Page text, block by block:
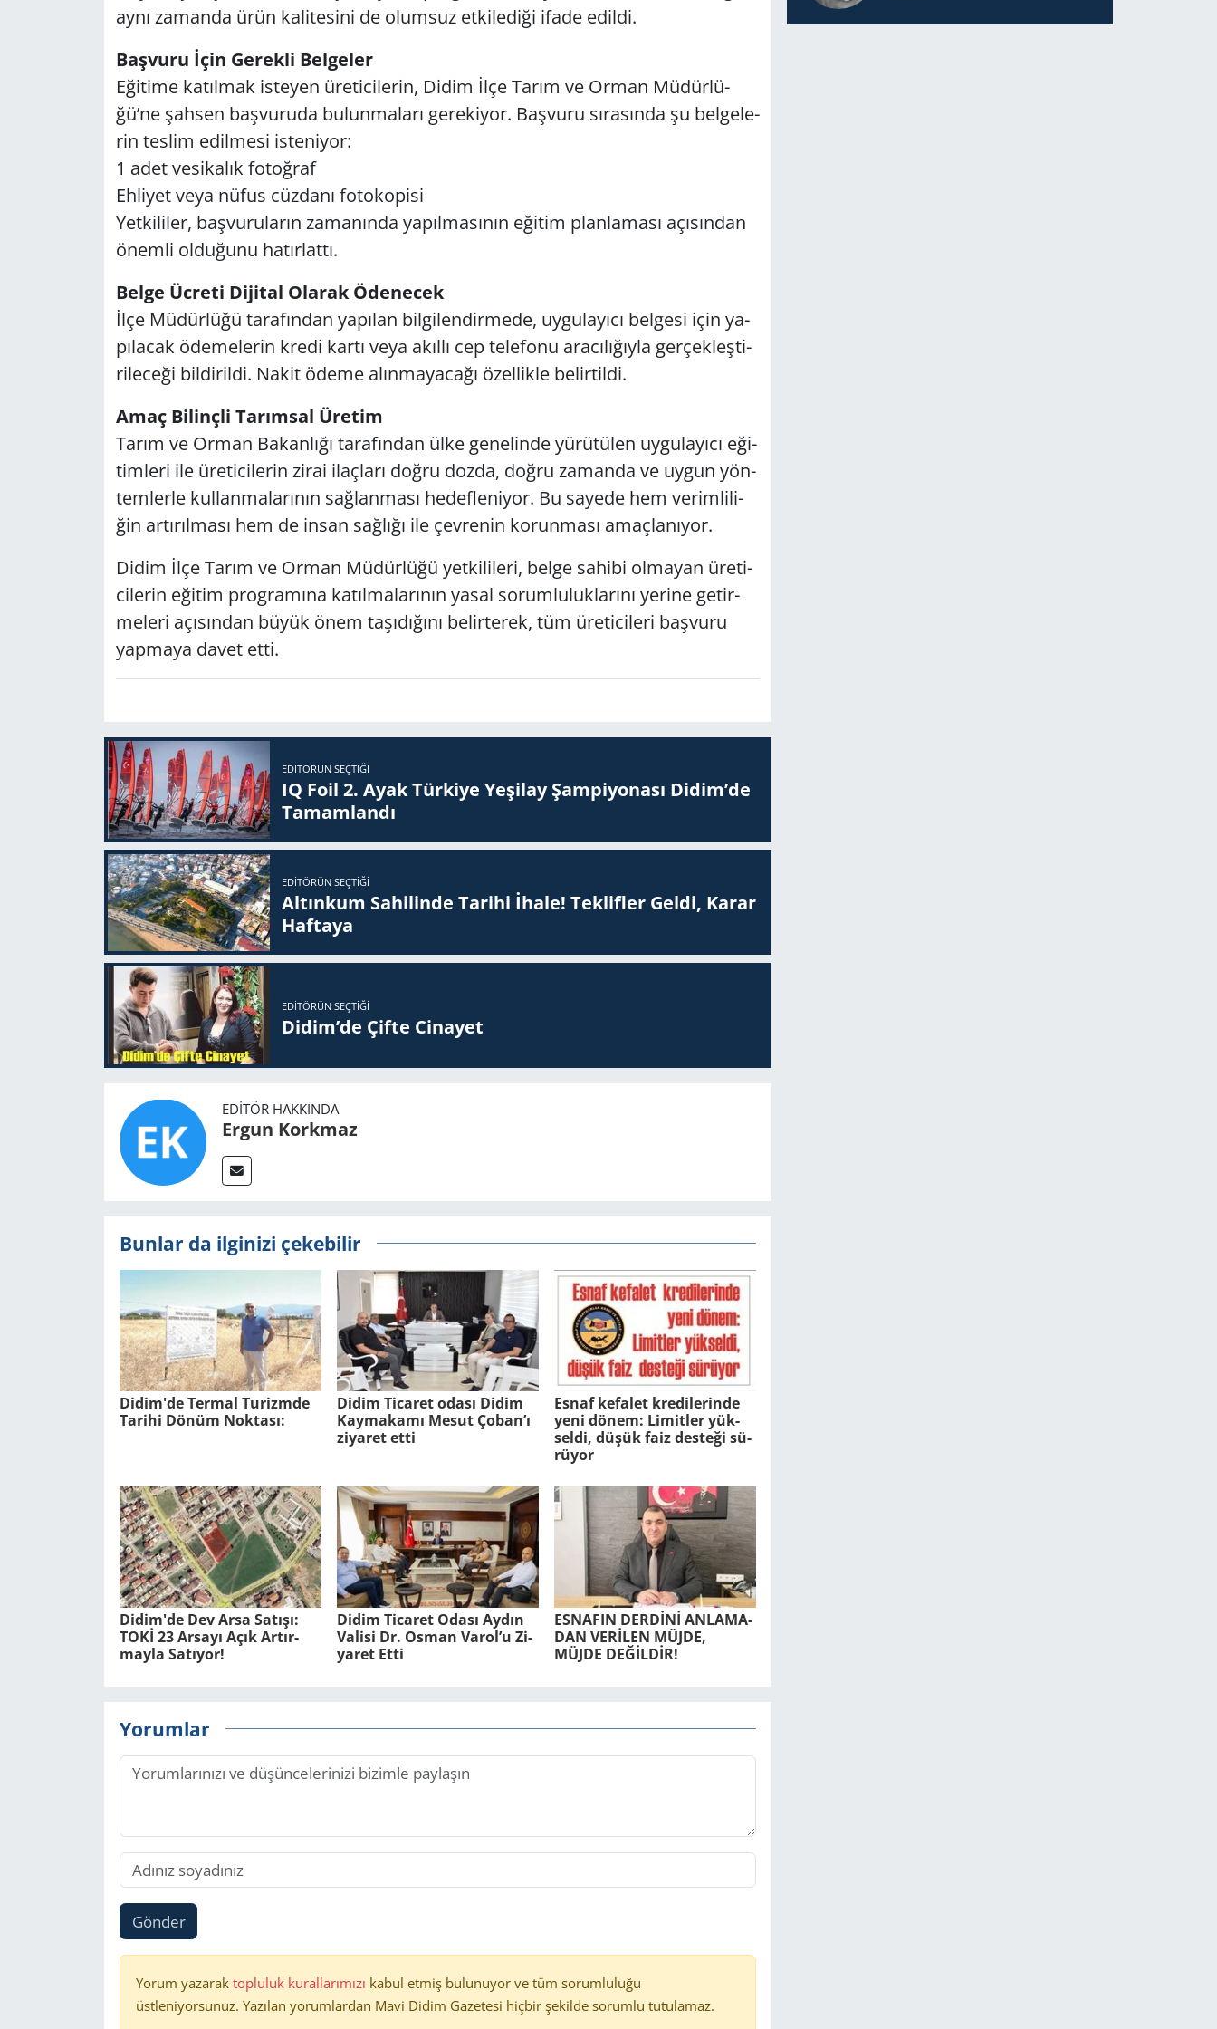
aynı za­man­da ürün ka­li­te­si­ni de olum­suz et­ki­le­di­ği ifade edil­di.
Baş­vu­ru İçin Ge­rek­li Bel­ge­ler
Eği­ti­me ka­tıl­mak is­te­yen üre­ti­ci­le­rin, Didim İlçe Tarım ve Orman Mü­dür­lü­
ğü’ne şah­sen baş­vu­ru­da bu­lun­ma­la­rı ge­re­ki­yor. Baş­vu­ru sı­ra­sın­da şu bel­ge­le­
rin tes­lim edil­me­si is­te­ni­yor:
1 adet ve­si­ka­lık fo­toğ­raf
Eh­li­yet veya nüfus cüz­da­nı fo­to­ko­pi­si
Yet­ki­li­ler, baş­vu­ru­la­rın za­ma­nın­da ya­pıl­ma­sı­nın eği­tim plan­la­ma­sı açı­sın­dan
önem­li ol­du­ğu­nu ha­tır­lat­tı.
Belge Üc­re­ti Di­ji­tal Ola­rak Öde­necek
İlçe Mü­dür­lü­ğü ta­ra­fın­dan ya­pı­lan bil­gi­len­dir­me­de, uy­gu­la­yı­cı bel­ge­si için ya­
pı­la­cak öde­me­le­rin kredi kartı veya akıl­lı cep te­le­fo­nu ara­cı­lı­ğıy­la ger­çek­leş­ti­
ri­le­ce­ği bil­di­ril­di. Nakit ödeme alın­ma­ya­ca­ğı özel­lik­le be­lir­til­di.
Amaç Bi­linç­li Ta­rım­sal Üre­tim
Tarım ve Orman Ba­kan­lı­ğı ta­ra­fın­dan ülke ge­ne­lin­de yü­rü­tü­len uy­gu­la­yı­cı eği­
tim­le­ri ile üre­ti­ci­le­rin zirai ilaç­la­rı doğru dozda, doğru za­man­da ve uygun yön­
tem­ler­le kul­lan­ma­la­rı­nın sağ­lan­ma­sı he­def­le­ni­yor. Bu sa­ye­de hem ve­rim­li­li­
ğin ar­tı­rıl­ma­sı hem de insan sağ­lı­ğı ile çev­re­nin ko­run­ma­sı amaç­la­nı­yor.
Didim İlçe Tarım ve Orman Mü­dür­lü­ğü yet­ki­li­le­ri, belge sa­hi­bi ol­ma­yan üre­ti­
ci­le­rin eği­tim prog­ra­mı­na ka­tıl­ma­la­rı­nın yasal so­rum­lu­luk­la­rı­nı ye­ri­ne ge­tir­
me­le­ri açı­sın­dan büyük önem ta­şı­dı­ğı­nı be­lir­te­rek, tüm üre­ti­ci­le­ri baş­vu­ru
yap­ma­ya davet etti.
EDITÖRÜN SEÇTIĞI
IQ Foil 2. Ayak Tür­ki­ye Ye­şi­lay Şam­pi­yo­na­sı Didim’de
Ta­mam­lan­dı
EDITÖRÜN SEÇTIĞI
Altınkum Sahilinde Tarihi İhale! Teklifler Geldi, Karar
Haftaya
EDITÖRÜN SEÇTIĞI
Didim’de Çifte Ci­na­yet
EDITÖR HAKKINDA
Ergun Korkmaz
Bunlar da ilginizi çekebilir
Didim'de Ter­mal Tu­rizm­de
Ta­ri­hi Dönüm Nok­ta­sı:
Didim Ticaret odası Didim
Kaymakamı Mesut Çoban’ı
ziyaret etti
Esnaf ke­fa­let kre­di­le­rin­de
yeni dönem: Li­mit­ler yük­
sel­di, düşük faiz des­te­ği sü­
rü­yor
Didim'de Dev Arsa Sa­tı­şı:
TOKİ 23 Ar­sa­yı Açık Ar­tır­
may­la Sa­tı­yor!
Didim Ti­ca­ret Odası Aydın
Va­li­si Dr. Osman Varol’u Zi­
ya­ret Etti
ES­NA­FIN DERDİNİ AN­LA­MA­
DAN VERİLEN MÜJDE,
MÜJDE DEĞİLDİR!
Yorumlar
Gönder
Yorum yazarak topluluk kurallarımızı kabul etmiş bulunuyor ve tüm sorumluluğu
üstleniyorsunuz. Yazılan yorumlardan Mavi Didim Gazetesi hiçbir şekilde sorumlu tutulamaz.